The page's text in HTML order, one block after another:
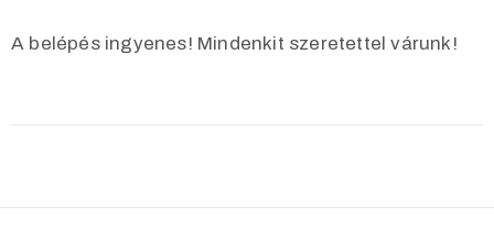
A belépés ingyenes! Mindenkit szeretettel várunk!